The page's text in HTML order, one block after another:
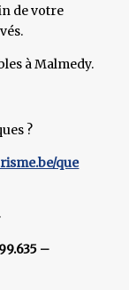
de votre
à Malmedy.
?
que
–